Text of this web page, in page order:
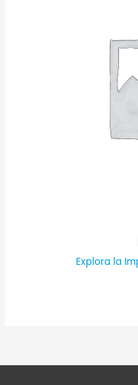
Explora la